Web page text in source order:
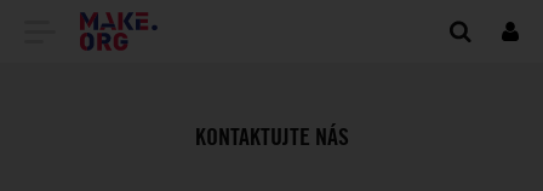
PREJSŤ
DOMOVSKÚ
KONTAKTUJTE NÁS